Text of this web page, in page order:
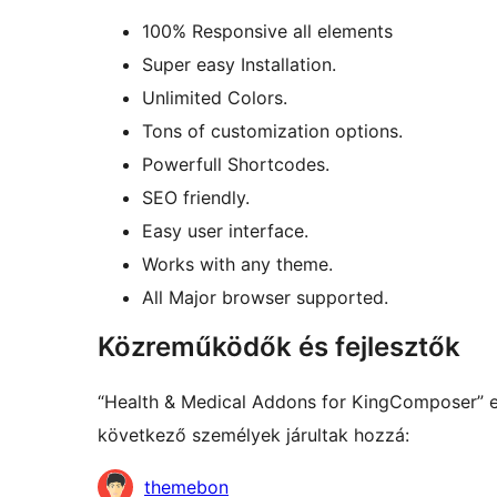
100% Responsive all elements
Super easy Installation.
Unlimited Colors.
Tons of customization options.
Powerfull Shortcodes.
SEO friendly.
Easy user interface.
Works with any theme.
All Major browser supported.
Közreműködők és fejlesztők
“Health & Medical Addons for
következő személyek járultak hozzá:
Közreműködők
themebon